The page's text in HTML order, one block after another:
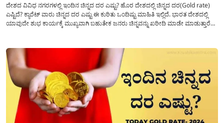
ದೇಶದ ವಿವಿಧ ನಗರಗಳಲ್ಲಿ ಇಂದಿನ ಚಿನ್ನದ ದರ ಎಷ್ಟು? ಹೊರ ದೇಶದಲ್ಲಿ ಚಿನ್ನದ ದರ(Gold rate)
ಎಷ್ಟಿದೆ? ಕ್ಯಾರೆಟ್ ವಾರು ಚಿನ್ನದ ದರ ಎಷ್ಟು ಈ ಕುರಿತು ಒಂದಿಷ್ಟು ಮಾಹಿತಿ ಇಲ್ಲಿದೆ. ಭಾರತ ದೇಶದಲ್ಲಿ
ಯಾವುದೇ ಶುಭ ಕಾರ್ಯಕ್ಕೆ ಮುಖ್ಯವಾಗಿ ಬಹುತೇಕ ಜನರು ಚಿನ್ನವನ್ನು ಖರೀದಿ ಮಾಡೇ ಮಾಡುತ್ತಾರೆ